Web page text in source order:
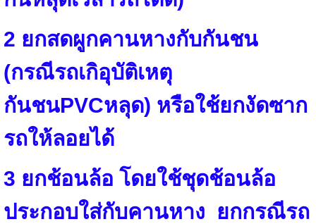
2 ยกสดผูกคานหางกับกันชน
(กรณีรถเกิอุบัติเหตุ
กันชนPVCหลุด) หรือใช้ยกงัดซาก
รถให้ลอยได้
3 ยกช้อนล้อ โดยใช้ชุดช้อนล้อ
ประกอบใส่กับคานหาง ยกกรณีรถ